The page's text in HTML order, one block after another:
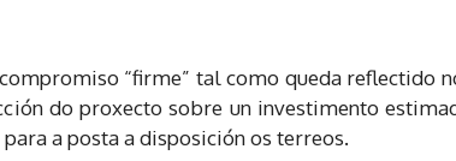
“firme” tal como queda reflectido
do proxecto sobre un investimento
a posta a disposición os terreos.